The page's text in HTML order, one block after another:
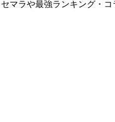
マラや最強ランキング・コ